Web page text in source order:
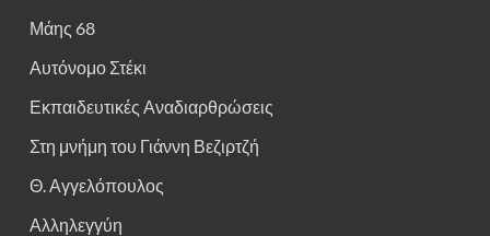
Μάης 68
Αυτόνομο Στέκι
Εκπαιδευτικές Αναδιαρθρώσεις
Στη μνήμη του Γιάννη Βεζιρτζή
Θ. Αγγελόπουλος
Αλληλεγγύη